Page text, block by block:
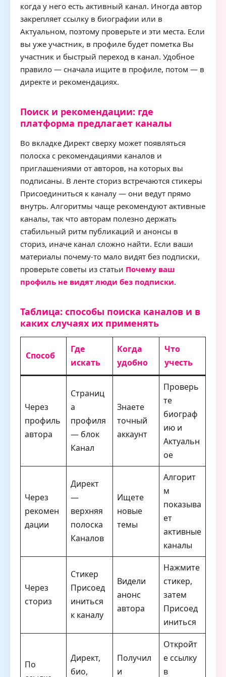
когда у него есть активный канал. Иногда автор
закрепляет ссылку в биографии или в
Актуальном, поэтому проверьте и эти места. Если
вы уже участник, в профиле будет пометка Вы
участник и быстрый переход в канал. Удобное
правило — сначала ищите в профиле, потом — в
директе и рекомендациях.
Поиск и рекомендации: где
платформа предлагает каналы
Во вкладке Директ сверху может появляться
полоска с рекомендациями каналов и
приглашениями от авторов, на которых вы
подписаны. В ленте сториз встречаются стикеры
Присоединиться к каналу — они ведут прямо
внутрь. Алгоритмы чаще рекомендуют активные
каналы, так что авторам полезно держать
стабильный ритм публикаций и анонсы в
сториз, иначе канал сложно найти. Если ваши
материалы почему-то мало видят без подписки,
проверьте советы из статьи Почему ваш
профиль не видят люди без подписки.
Таблица: способы поиска каналов и в
каких случаях их применять
Способ
Где
искать
Когда
удобно
Что
учесть
Через
профиль
автора
Страниц
а
профиля
— блок
Канал
Знаете
точный
аккаунт
Проверь
те
биограф
ию и
Актуальн
ое
Через
рекомен
дации
Директ
—
верхняя
полоска
Каналов
Ищете
новые
темы
Алгорит
м
показыва
ет
активные
каналы
Через
сториз
Стикер
Присоед
иниться
к каналу
Видели
анонс
автора
Нажмите
стикер,
затем
Присоед
иниться
По
Директ,
био,
Получил
и
Откройт
е ссылку
в